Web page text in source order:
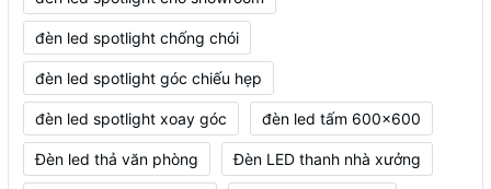
đèn led spotlight chống chói
đèn led spotlight góc chiếu hẹp
đèn led spotlight xoay góc đèn led tấm 600x600
Đèn led thả văn phòng Đèn LED thanh nhà xưởng